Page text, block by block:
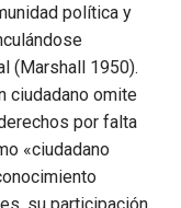
política y
(Marshall 1950).
ciudadano omite
por falta
«ciudadano